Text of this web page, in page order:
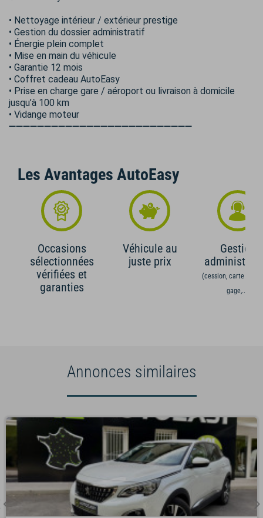
• Nettoyage intérieur / extérieur prestige
• Gestion du dossier administratif
• Énergie plein complet
• Mise en main du véhicule
• Garantie 12 mois
• Coffret cadeau AutoEasy
• Prise en charge gare / aéroport ou livraison à domicile
jusqu’à 100 km
• Vidange moteur
➖➖➖➖➖➖➖➖➖➖➖➖➖➖➖➖➖➖➖➖➖➖➖➖➖➖
Les Avantages AutoEasy
Occasions
sélectionnées
vérifiées et
garanties
Véhicule au
juste prix
Gestion
(cession, carte grise,
gage,...)
Annonces similaires